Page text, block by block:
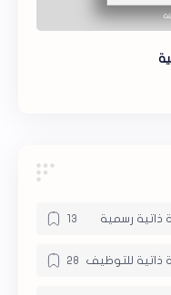
ذاتية رسمية
ذاتية للتوظيف